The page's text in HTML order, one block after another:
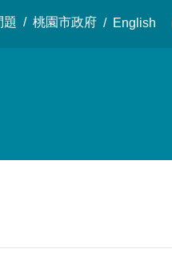
題 桃園市政府 English